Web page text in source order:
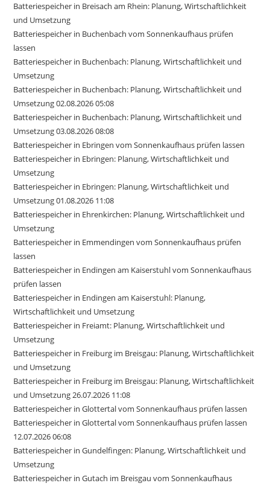
Batteriespeicher in Breisach am Rhein: Planung, Wirtschaftlichkeit
und Umsetzung
Batteriespeicher in Buchenbach vom Sonnenkaufhaus prüfen
lassen
Batteriespeicher in Buchenbach: Planung, Wirtschaftlichkeit und
Umsetzung
Batteriespeicher in Buchenbach: Planung, Wirtschaftlichkeit und
Umsetzung 02.08.2026 05:08
Batteriespeicher in Buchenbach: Planung, Wirtschaftlichkeit und
Umsetzung 03.08.2026 08:08
Batteriespeicher in Ebringen vom Sonnenkaufhaus prüfen lassen
Batteriespeicher in Ebringen: Planung, Wirtschaftlichkeit und
Umsetzung
Batteriespeicher in Ebringen: Planung, Wirtschaftlichkeit und
Umsetzung 01.08.2026 11:08
Batteriespeicher in Ehrenkirchen: Planung, Wirtschaftlichkeit und
Umsetzung
Batteriespeicher in Emmendingen vom Sonnenkaufhaus prüfen
lassen
Batteriespeicher in Endingen am Kaiserstuhl vom Sonnenkaufhaus
prüfen lassen
Batteriespeicher in Endingen am Kaiserstuhl: Planung,
Wirtschaftlichkeit und Umsetzung
Batteriespeicher in Freiamt: Planung, Wirtschaftlichkeit und
Umsetzung
Batteriespeicher in Freiburg im Breisgau: Planung, Wirtschaftlichkeit
und Umsetzung
Batteriespeicher in Freiburg im Breisgau: Planung, Wirtschaftlichkeit
und Umsetzung 26.07.2026 11:08
Batteriespeicher in Glottertal vom Sonnenkaufhaus prüfen lassen
Batteriespeicher in Glottertal vom Sonnenkaufhaus prüfen lassen
12.07.2026 06:08
Batteriespeicher in Gundelfingen: Planung, Wirtschaftlichkeit und
Umsetzung
Batteriespeicher in Gutach im Breisgau vom Sonnenkaufhaus